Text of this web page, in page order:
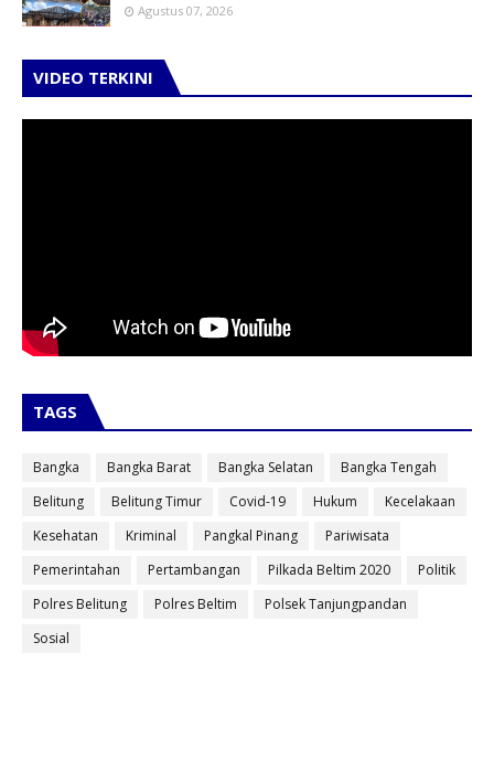
Agustus 07, 2026
VIDEO TERKINI
TAGS
Bangka Bangka Barat Bangka Selatan
Bangka Tengah
Belitung
Belitung Timur Covid-19 Hukum
Kecelakaan
Kesehatan
Kriminal Pangkal Pinang
Pariwisata
Pemerintahan
Pertambangan Pilkada Beltim 2020
Politik
Polres Belitung
Polres Beltim
Polsek Tanjungpandan
Sosial